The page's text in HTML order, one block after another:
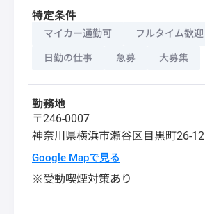
特定条件
マイカー通勤可 フルタイム歓迎
日勤の仕事 急募 大募集
勤務地
〒246-0007
神奈川県横浜市瀬谷区目黒町26-12
Google Mapで見る
※受動喫煙対策あり